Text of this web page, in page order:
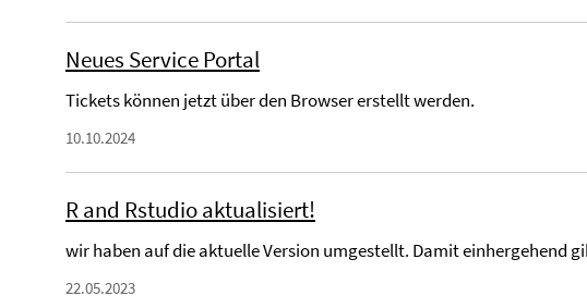
Neues Service Portal
Tickets können jetzt über den Browser erstellt werden.
10.10.2024
R and Rstudio aktualisiert!
wir haben auf die aktuelle Version umgestellt. Damit einhergehend
22.05.2023